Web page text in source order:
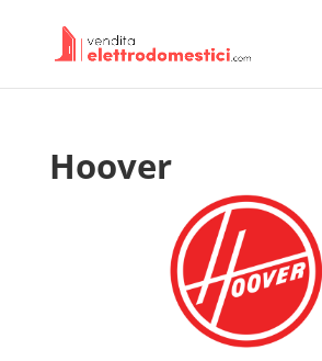
Hoover